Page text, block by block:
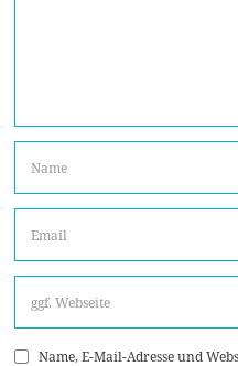
Name, E-Mail-Adresse und